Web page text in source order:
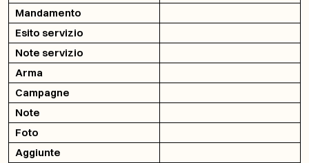
Mandamento
Esito servizio
Note servizio
Arma
Campagne
Note
Foto
Aggiunte